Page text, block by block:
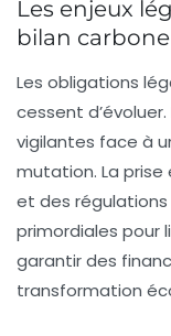
Les enjeux
bilan carbone
Les obligations
cessent
vigilantes face à
mutation. La
et des régulations
primordiales pour
garantir des
transformation